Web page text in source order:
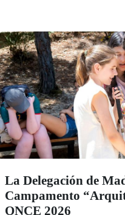
La Delegación de
Campamento
ONCE 2026